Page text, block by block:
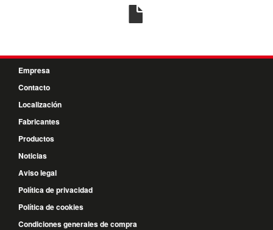
Empresa
Contacto
Localización
Fabricantes
Productos
Noticias
Aviso legal
Política de privacidad
Política de cookies
Condiciones generales de compra